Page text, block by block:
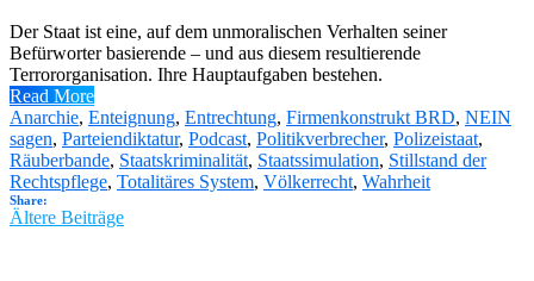
Der Staat ist eine, auf dem unmoralischen Verhalten seiner
Befürworter basierende – und aus diesem resultierende
Terrororganisation. Ihre Hauptaufgaben bestehen.
Read More
Anarchie, Enteignung, Entrechtung, Firmenkonstrukt BRD, NEIN
sagen, Parteiendiktatur, Podcast, Politikverbrecher, Polizeistaat,
Räuberbande, Staatskriminalität, Staatssimulation, Stillstand der
Rechtspflege, Totalitäres System, Völkerrecht, Wahrheit
Share:
Beitragsnavigation
Ältere Beiträge